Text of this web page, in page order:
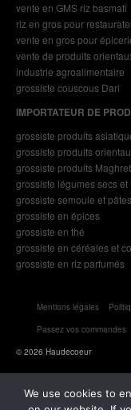
vente en GMS riz basmati
riz en gros pour
vente en gros pour
vente de produits
industrie agroalimentaire
grossiste couscous Dari
IMPORTATEUR DE
grossiste produits
grossiste produits
grossiste produits
grossiste légumes secs et
grossiste semoule et pâtes
grossiste en épices
grossiste en thé
grossiste en céréales et
grossiste en riz parfumés
Mentions légales
Passez vos commandes
© 2026 Haudecoeur
We use cookies to